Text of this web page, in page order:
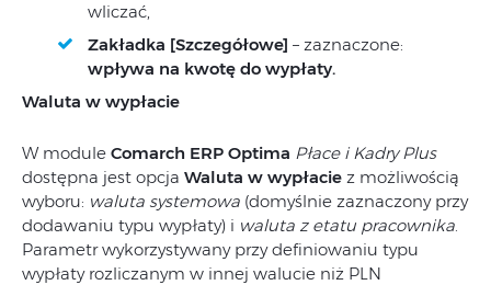
wliczać,
Zakładka [Szczegółowe] – zaznaczone:
wpływa na kwotę do wypłaty.
Waluta w wypłacie
W module Comarch ERP Optima Płace i Kadry Plus
dostępna jest opcja Waluta w wypłacie z możliwością
wyboru: waluta systemowa (domyślnie zaznaczony przy
dodawaniu typu wypłaty) i waluta z etatu pracownika.
Parametr wykorzystywany przy definiowaniu typu
wypłaty rozliczanym w innej walucie niż PLN